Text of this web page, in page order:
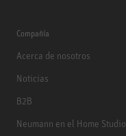
Compañía
Acerca de nosotros
Noticias
B2B
Neumann en el Home Studio